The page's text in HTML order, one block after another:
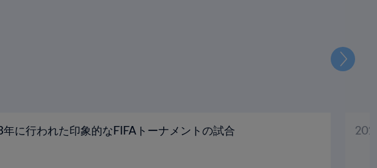
に行われた印象的なFIFAトーナメントの試合
次